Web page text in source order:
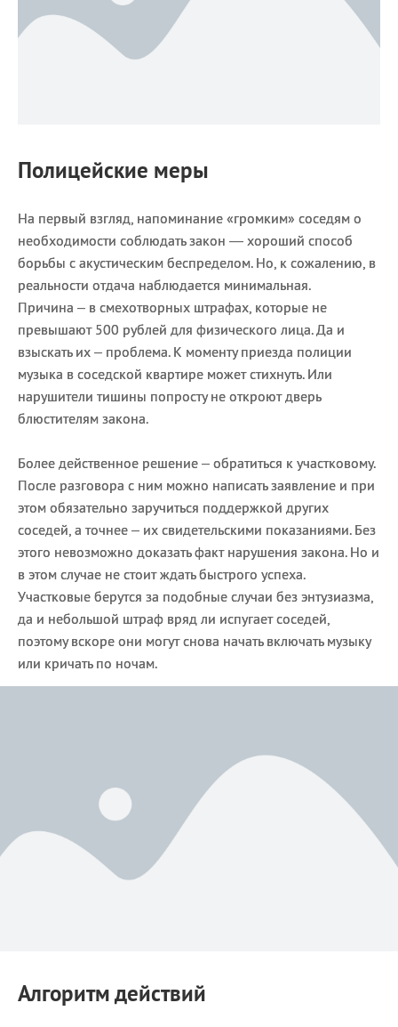
Полицейские меры
На первый взгляд, напоминание «громким» соседям о
необходимости соблюдать закон — хороший способ
борьбы с акустическим беспределом. Но, к сожалению, в
реальности отдача наблюдается минимальная.
Причина – в смехотворных штрафах, которые не
превышают 500 рублей для физического лица. Да и
взыскать их – проблема. К моменту приезда полиции
музыка в соседской квартире может стихнуть. Или
нарушители тишины попросту не откроют дверь
блюстителям закона.
Более действенное решение – обратиться к участковому.
После разговора с ним можно написать заявление и при
этом обязательно заручиться поддержкой других
соседей, а точнее – их свидетельскими показаниями. Без
этого невозможно доказать факт нарушения закона. Но и
в этом случае не стоит ждать быстрого успеха.
Участковые берутся за подобные случаи без энтузиазма,
да и небольшой штраф вряд ли испугает соседей,
поэтому вскоре они могут снова начать включать музыку
или кричать по ночам.
Алгоритм действий